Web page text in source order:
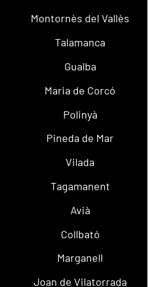
Montornès del Vallès
Talamanca
Gualba
Maria de Corcó
Polinyà
Pineda de Mar
Vilada
Tagamanent
Avià
Collbató
Marganell
Joan de Vilatorrada